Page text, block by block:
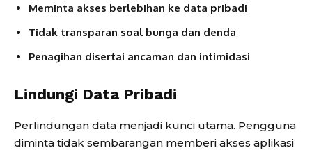
Meminta akses berlebihan ke data pribadi
Tidak transparan soal bunga dan denda
Penagihan disertai ancaman dan intimidasi
Lindungi Data Pribadi
Perlindungan data menjadi kunci utama. Pengguna
diminta tidak sembarangan memberi akses aplikasi